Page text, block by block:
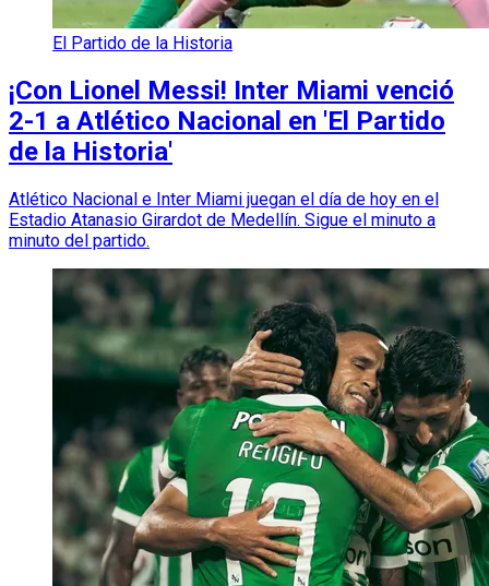
El Partido de la Historia
¡Con Lionel Messi! Inter Miami venció
2-1 a Atlético Nacional en 'El Partido
de la Historia'
Atlético Nacional e Inter Miami juegan el día de hoy en el
Estadio Atanasio Girardot de Medellín. Sigue el minuto a
minuto del partido.